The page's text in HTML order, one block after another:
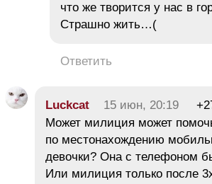
что же творится у нас в
Страшно жить…(
Ответить
Luckcat 15 июн, 20:19
Может милиция может
по местонахождению
девочки? Она с телефоном
Или милиция только после